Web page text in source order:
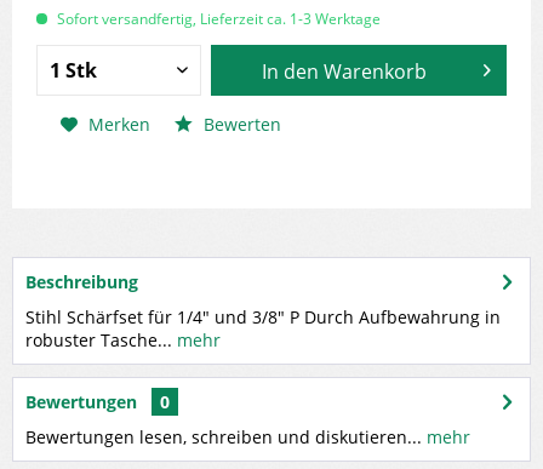
Sofort versandfertig, Lieferzeit ca. 1-3 Werktage
In den Warenkorb
Merken Bewerten
Beschreibung
Stihl Schärfset für 1/4" und 3/8" P Durch Aufbewahrung in
robuster Tasche... mehr
Bewertungen
0
Bewertungen lesen, schreiben und diskutieren... mehr